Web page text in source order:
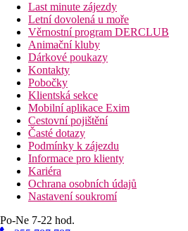
Last minute zájezdy
Letní dovolená u moře
Věrnostní program DERCLUB
Animační kluby
Dárkové poukazy
Kontakty
Pobočky
Klientská sekce
Mobilní aplikace Exim
Cestovní pojištění
Časté dotazy
Podmínky k zájezdu
Informace pro klienty
Kariéra
Ochrana osobních údajů
Nastavení soukromí
Po-Ne 7-22 hod.